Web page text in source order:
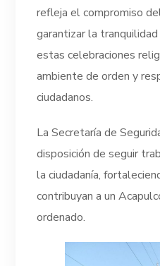
refleja el compromiso
garantizar la
estas celebraciones
ambiente de orden y
ciudadanos.
La Secretaría de
disposición de seguir
la ciudadanía,
contribuyan a un
ordenado.